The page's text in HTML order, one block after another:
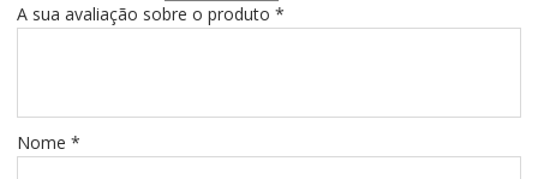
A sua avaliação sobre o produto *
Nome *